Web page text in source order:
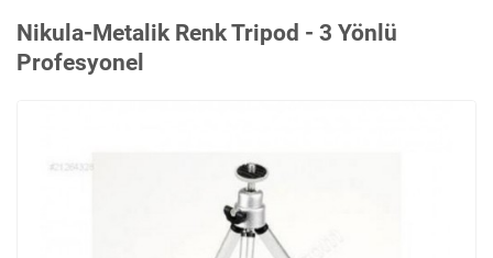
Nikula-Metalik Renk Tripod - 3 Yönlü
Profesyonel